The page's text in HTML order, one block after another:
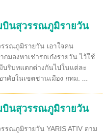
บินสุวรรณภูมิรายวัน
รณภูมิรายวัน เอาใจคน
กมองหาเช่ารถเก๋งรายวัน ไว้ใช้
บริบทแตกต่างกันไปในแต่ละ
ศัยในเขตชานเมือง กทม. ...
บินสุวรรณภูมิรายวัน
รณภูมิรายวัน YARIS ATIV ตาม